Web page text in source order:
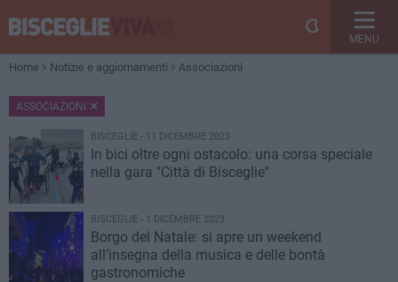
MENU
Home Notizie e aggiornamenti Associazioni
ASSOCIAZIONI
BISCEGLIE - 11 DICEMBRE 2023
In bici oltre ogni ostacolo: una corsa speciale
nella gara "Città di Bisceglie"
BISCEGLIE - 1 DICEMBRE 2023
Borgo del Natale: si apre un weekend
all’insegna della musica e delle bontà
gastronomiche